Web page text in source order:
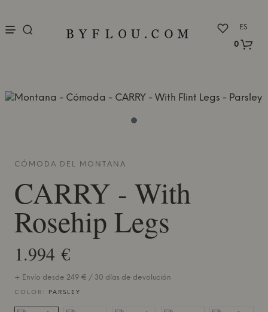
ES
0
CÓMODA DEL MONTANA
CARRY - With
Rosehip Legs
1.994 €
+ Envío desde 249 € / 30 días de devolución
COLOR: PARSLEY